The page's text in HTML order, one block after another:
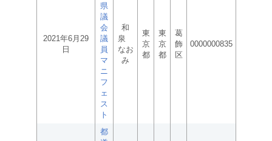
2021年6月29
日
県
議
会
議
員
マ
ニ
フ
ェ
ス
ト
和
泉
なお
み
東
京
都
東
京
都
葛
飾
区
0000000835
都